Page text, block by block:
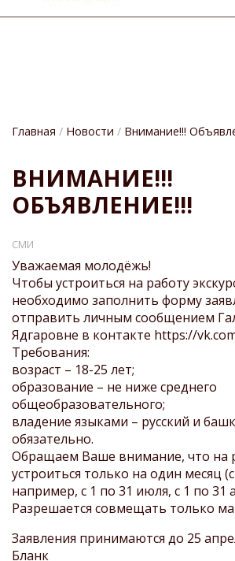
СТРОКА
НАВИГАЦИИ
Главная Новости Внимание!!!
ВНИМАНИЕ!!!
ОБЪЯВЛЕНИЕ!!!
СМИ
Уважаемая молодёжь!
Чтобы устроиться на работу
необходимо заполнить форму
отправить личным сообщением
Ядгаровне в контакте https://
Требования:
возраст – 18-25 лет;
образование – не ниже среднего
общеобразовательного;
владение языками – русский и
обязательно.
Обращаем Ваше внимание, что на
устроиться только на один месяц
например, с 1 по 31 июля, с 1 по 31
Разрешается совмещать только
Заявления принимаются до 25
Бланк